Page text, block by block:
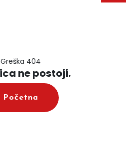
Greška 404
ne postoji.
Početna